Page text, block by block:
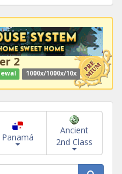
2
1000x/1000x/10x
Panamá
Ancient
2nd Class